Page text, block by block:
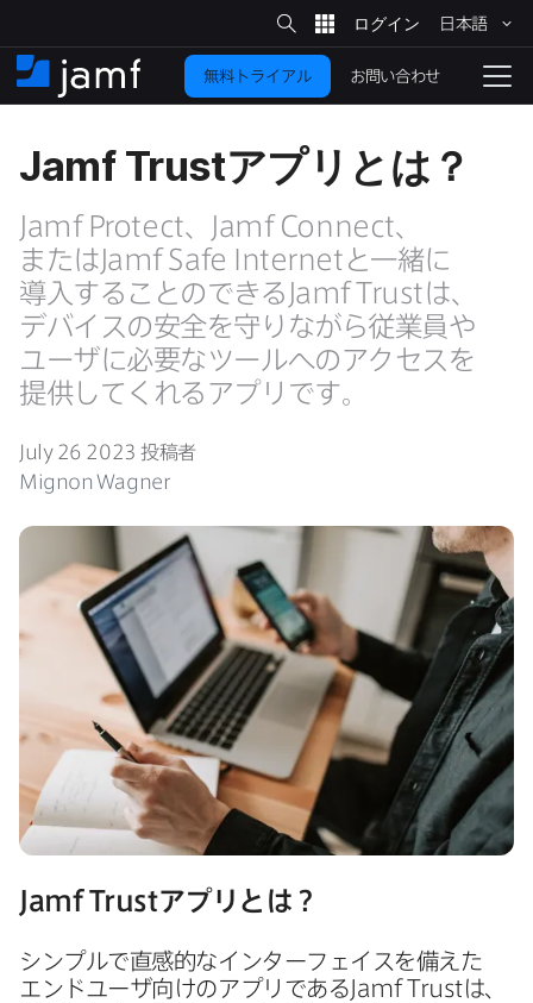
イ
ン
コ
テ
ン
に
​
移
動
サ
イ
ト
検
索
日本語
ホ
ー
ナ
無料トライアル お問い合わせ
Jamf Trustアプリとは？
Jamf Protect、 Jamf Connect、​
または Jamf Safe Internet と​一緒に​
導入する​ことのできる Jamf Trustは、​
デバイスの​安全を​守りながら​従業員や​
ユーザに​必要な​ツールへの​アクセスを​
提供してくれる​アプリです。
July 26 2023投稿者
Mignon Wagner
Jamf Trustアプリとは？
シンプルで​直感的な​インターフェイスを​備えた​
エンドユーザ向けの​アプリである Jamf Trustは、​